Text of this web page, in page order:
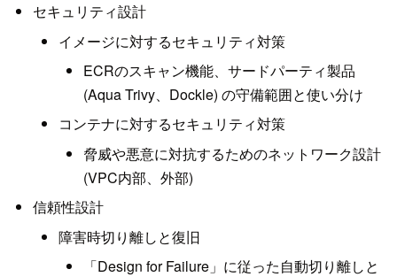
セキュリティ設計
イメージに対するセキュリティ対策
ECRのスキャン機能、サードパーティ製品
(Aqua Trivy、Dockle) の守備範囲と使い分け
コンテナに対するセキュリティ対策
脅威や悪意に対抗するためのネットワーク設計
(VPC内部、外部)
信頼性設計
障害時切り離しと復旧
「Design for Failure」に従った自動切り離しと